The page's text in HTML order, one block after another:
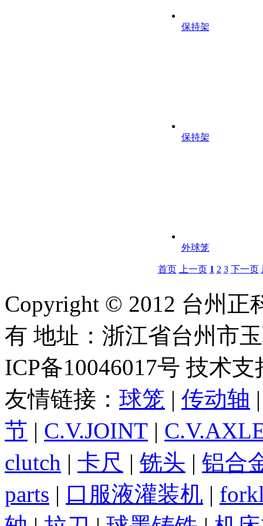
保持架
保持架
外球笼
首页 上一页 1 2 3 下一页
Copyright © 2012 台州
有 地址：浙江省台州市
ICP备10046017号 技术支
友情链接： 球笼 | 传动轴
节 | C.V.JOINT |
clutch | 卡尺 | 铣头 | 铝合
parts | 口服液灌装机 |